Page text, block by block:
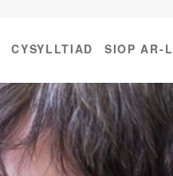
CYSYLLTIAD SIOP AR-